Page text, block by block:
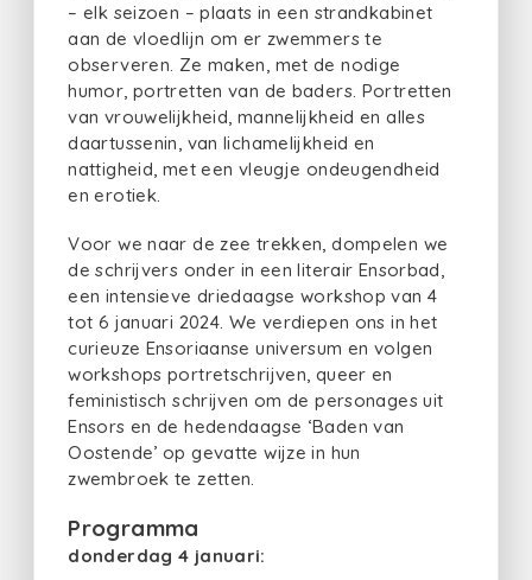
– elk seizoen – plaats in een strandkabinet
aan de vloedlijn om er zwemmers te
observeren. Ze maken, met de nodige
humor, portretten van de baders. Portretten
van vrouwelijkheid, mannelijkheid en alles
daartussenin, van lichamelijkheid en
nattigheid, met een vleugje ondeugendheid
en erotiek.
Voor we naar de zee trekken, dompelen we
de schrijvers onder in een literair Ensorbad,
een intensieve driedaagse workshop van 4
tot 6 januari 2024. We verdiepen ons in het
curieuze Ensoriaanse universum en volgen
workshops portretschrijven, queer en
feministisch schrijven om de personages uit
Ensors en de hedendaagse ‘Baden van
Oostende’ op gevatte wijze in hun
zwembroek te zetten.
Programma
donderdag 4 januari: